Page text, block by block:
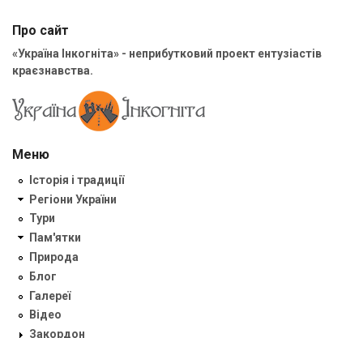
Про сайт
«Україна Інкогніта» - неприбутковий проект ентузіастів
краєзнавства.
Меню
Історія і традиції
Регіони України
Тури
Пам'ятки
Природа
Блог
Галереї
Відео
Закордон